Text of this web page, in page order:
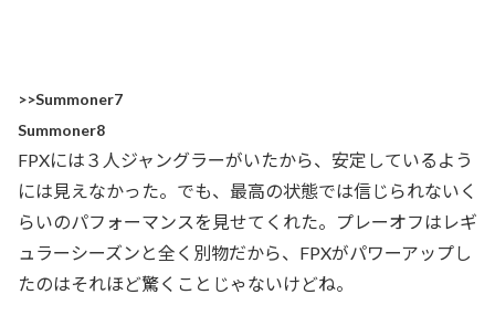
>>Summoner7
Summoner8
FPXには３人ジャングラーがいたから、安定しているよう
には見えなかった。でも、最高の状態では信じられないく
らいのパフォーマンスを見せてくれた。プレーオフはレギ
ュラーシーズンと全く別物だから、FPXがパワーアップし
たのはそれほど驚くことじゃないけどね。